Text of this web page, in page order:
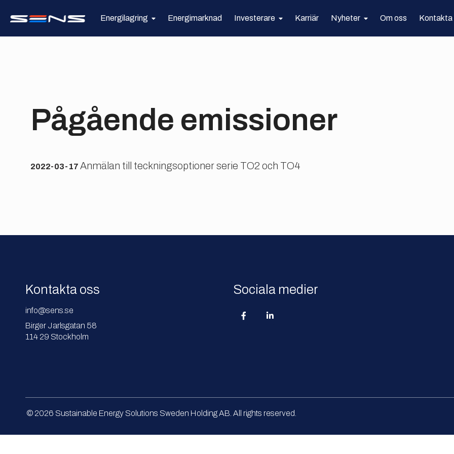
Energilagring Energimarknad Investerare Karriär Nyheter Om oss Kontakta
Pågående emissioner
2022-03-17 Anmälan till teckningsoptioner serie TO2 och TO4
Kontakta oss
info@sens.se
Birger Jarlsgatan 58
114 29 Stockholm
Sociala medier
© 2026 Sustainable Energy Solutions Sweden Holding AB. All rights reserved.